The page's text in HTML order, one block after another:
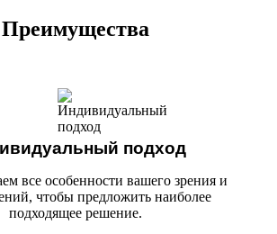
Преимущества
подход
все особенности вашего зрения и
чтобы предложить наиболее
подходящее решение.